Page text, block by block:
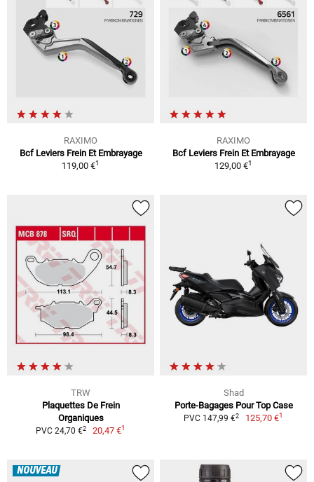
RAXIMO
Bcf Leviers Frein Et Embrayage
119,00 €1
RAXIMO
Bcf Leviers Frein Et Embrayage
129,00 €1
TRW
Plaquettes De Frein
Organiques
PVC 24,70 €2 20,47 €1
Shad
Porte-Bagages Pour Top Case
PVC 147,99 €2 125,70 €1
NOUVEAU